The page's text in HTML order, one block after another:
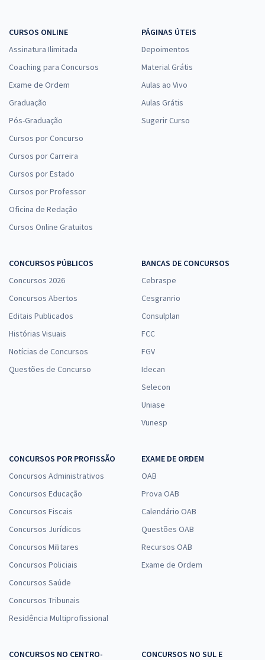
CURSOS ONLINE
Assinatura Ilimitada
Coaching para Concursos
Exame de Ordem
Graduação
Pós-Graduação
Cursos por Concurso
Cursos por Carreira
Cursos por Estado
Cursos por Professor
Oficina de Redação
Cursos Online Gratuitos
PÁGINAS ÚTEIS
Depoimentos
Material Grátis
Aulas ao Vivo
Aulas Grátis
Sugerir Curso
CONCURSOS PÚBLICOS
Concursos 2026
Concursos Abertos
Editais Publicados
Histórias Visuais
Notícias de Concursos
Questões de Concurso
BANCAS DE CONCURSOS
Cebraspe
Cesgranrio
Consulplan
FCC
FGV
Idecan
Selecon
Uniase
Vunesp
CONCURSOS POR PROFISSÃO
Concursos Administrativos
Concursos Educação
Concursos Fiscais
Concursos Jurídicos
Concursos Militares
Concursos Policiais
Concursos Saúde
Concursos Tribunais
Residência Multiprofissional
EXAME DE ORDEM
OAB
Prova OAB
Calendário OAB
Questões OAB
Recursos OAB
Exame de Ordem
CONCURSOS NO CENTRO-
CONCURSOS NO SUL E